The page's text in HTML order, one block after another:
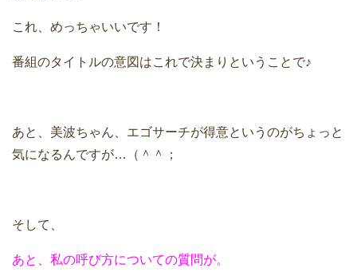
これ、めっちゃいいです！
番組のタイトルの意図はこれで決まりということで♪
あと、美波ちゃん、エゴサーチが得意というのがちょっと
気になるんですが…（＾＾；
そして、
あと、私の呼び方についての質問が。